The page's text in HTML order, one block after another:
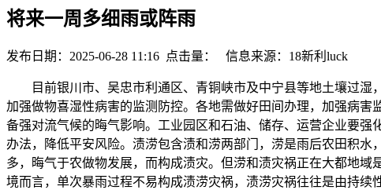
将来一周多细雨或阵雨
发布日期：2025-06-28 11:16 点击量： 信息来源：18新利luck
目前银川市、吴忠市利通区、青铜峡市及中宁县等地土壤过湿
加强做物喜湿性病害的监测防控。各地需做好田间办理，加强病
备强对流气候的晦气影响。工业园区和石油、储存、运营企业要
办法，降低平安风险。渍涝包含渍和涝两部门，涝是雨后农田积
多，晦气于农做物发展，而构成渍灾。但涝和渍灾祸正在大都地
境而言，单次暴雨过程不易构成渍涝灾祸，渍涝灾祸往往是由持续